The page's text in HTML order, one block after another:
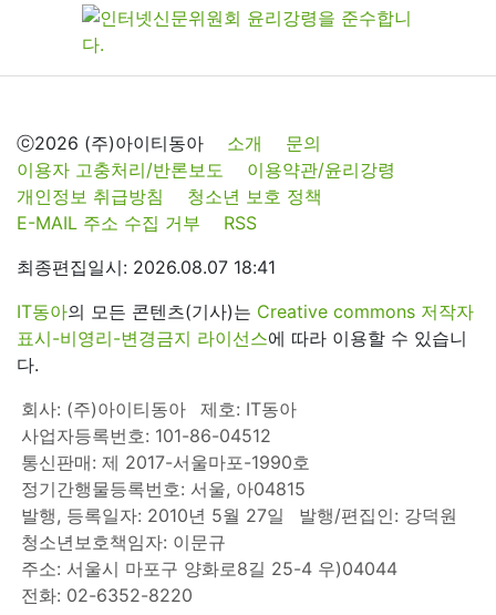
ⓒ2026 (주)아이티동아 소개
문의
이용자 고충처리/반론보도
이용약관/윤리강령
개인정보 취급방침
청소년 보호 정책
E-MAIL 주소 수집 거부
RSS
최종편집일시: 2026.08.07 18:41
IT동아의 모든 콘텐츠(기사)는 Creative commons 저작자
표시-비영리-변경금지 라이선스에 따라 이용할 수 있습니
다.
회사: (주)아이티동아
제호: IT동아
사업자등록번호: 101-86-04512
통신판매: 제 2017-서울마포-1990호
정기간행물등록번호: 서울, 아04815
발행, 등록일자: 2010년 5월 27일
발행/편집인: 강덕원
청소년보호책임자: 이문규
주소: 서울시 마포구 양화로8길 25-4 우)04044
전화: 02-6352-8220